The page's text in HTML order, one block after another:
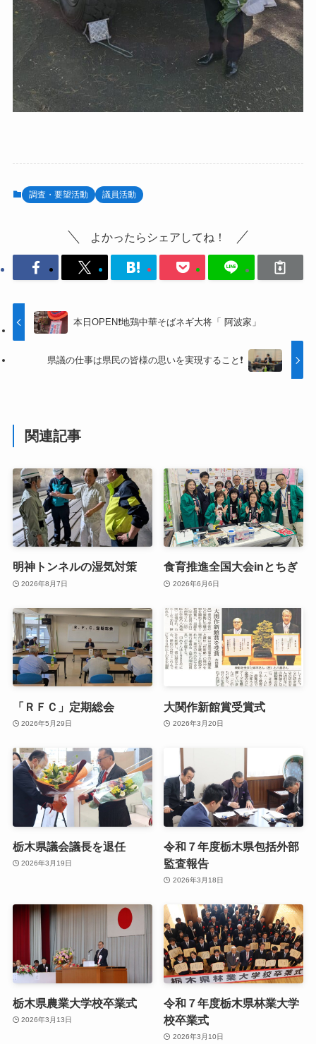
調査・要望活動 議員活動
よかったらシェアしてね！
本日OPEN❗地鶏中華そばネギ大将「 阿波家」
県議の仕事は県民の皆様の思いを実現すること❗
関連記事
明神トンネルの湿気対策
2026年8月7日
食育推進全国大会inとちぎ
2026年6月6日
「ＲＦＣ」定期総会
2026年5月29日
大関作新館賞受賞式
2026年3月20日
栃木県議会議長を退任
2026年3月19日
令和７年度栃木県包括外部
監査報告
2026年3月18日
栃木県農業大学校卒業式
2026年3月13日
令和７年度栃木県林業大学
校卒業式
2026年3月10日